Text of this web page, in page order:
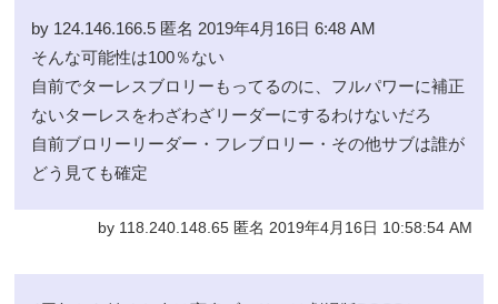
by 124.146.166.5 匿名 2019年4月16日 6:48 AM
そんな可能性は100％ない
自前でターレスブロリーもってるのに、フルパワーに補正
ないターレスをわざわざリーダーにするわけないだろ
自前ブロリーリーダー・フレブロリー・その他サブは誰が
どう見ても確定
by 118.240.148.65 匿名 2019年4月16日 10:58:54 AM